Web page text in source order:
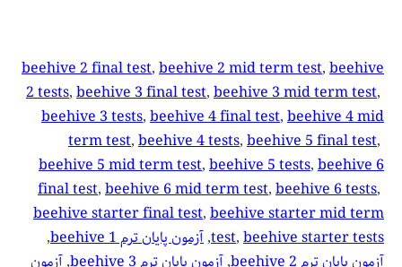
beehive 2 final test, beehive 2 mid term test, beehive
2 tests, beehive 3 final test, beehive 3 mid term test
beehive 3 tests, beehive 4 final test, beehive 4 mid
term test, beehive 4 tests, beehive 5 final test
beehive 5 mid term test, beehive 5 tests, beehive 6
final test, beehive 6 mid term test, beehive 6 tests
beehive starter final test, beehive starter mid term
test, beehive starter tests
, آزمون پایان ترم beehive 1
,